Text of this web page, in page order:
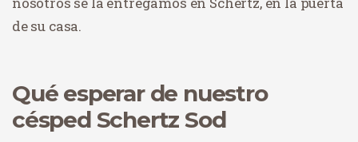
de su casa.
Qué esperar de nuestro
césped Schertz Sod